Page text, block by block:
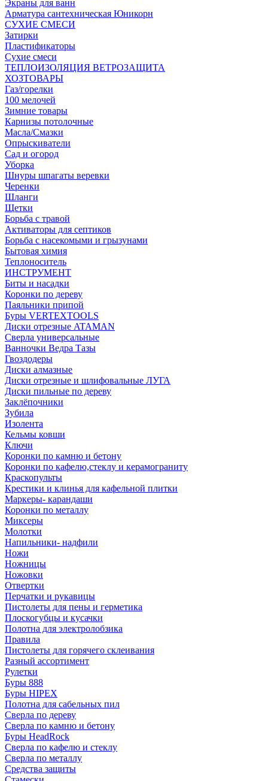
Экраны для ванн
Арматура сантехническая Юникорн
СУХИЕ СМЕСИ
Затирки
Пластификаторы
Сухие смеси
ТЕПЛОИЗОЛЯЦИЯ ВЕТРОЗАЩИТА
ХОЗТОВАРЫ
Газ/горелки
100 мелочей
Зимние товары
Карнизы потолочные
Масла/Смазки
Опрыскиватели
Сад и огород
Уборка
Шнуры шпагаты веревки
Черенки
Шланги
Щетки
Борьба с травой
Активаторы для септиков
Борьба с насекомыми и грызунами
Бытовая химия
Теплоноситель
ИНСТРУМЕНТ
Биты и насадки
Коронки по дереву
Паяльники припой
Буры VERTEXTOOLS
Диски отрезные ATAMAN
Сверла универсальные
Ванночки Ведра Тазы
Гвоздодеры
Диски алмазные
Диски отрезные и шлифовальные ЛУГА
Диски пильные по дереву
Заклёпочники
Зубила
Изолента
Кельмы ковши
Ключи
Коронки по камню и бетону
Коронки по кафелю,стеклу и керамограниту
Краскопульты
Крестики и клинья для кафельной плитки
Маркеры- карандаши
Коронки по металлу
Миксеры
Молотки
Напильники- надфили
Ножи
Ножницы
Ножовки
Отвертки
Перчатки и рукавицы
Пистолеты для пены и герметика
Плоскогубцы и кусачки
Полотна для электролобзика
Правила
Пистолеты для горячего склеивания
Разный ассортимент
Рулетки
Буры 888
Буры HIPEX
Полотна для сабельных пил
Сверла по дереву
Сверла по камню и бетону
Буры HeadRock
Сверла по кафелю и стеклу
Сверла по металлу
Средства защиты